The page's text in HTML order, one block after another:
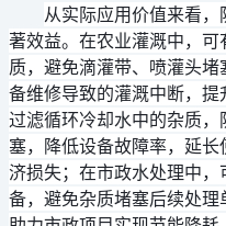
从实际应用价值来看
著效益。在农业灌溉中，
质，避免滴灌带、喷灌头
备维修导致的灌溉中断，
过滤循环冷却水中的杂质
塞，降低设备故障率，延
济损失；在市政水处理中
备，避免杂质堵塞后续处理